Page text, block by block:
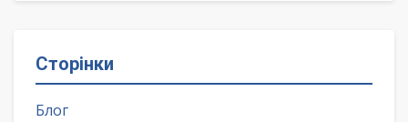
Сторінки
Блог